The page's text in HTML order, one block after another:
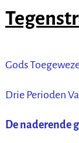
Gods
Drie Perioden
De naderende